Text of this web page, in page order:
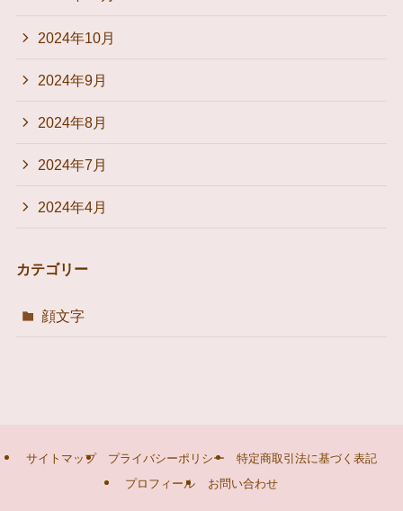
2024年10月
2024年9月
2024年8月
2024年7月
2024年4月
カテゴリー
顔文字
サイトマップ プライバシーポリシー
特定商取引法に基づく表記
プロフィール
お問い合わせ